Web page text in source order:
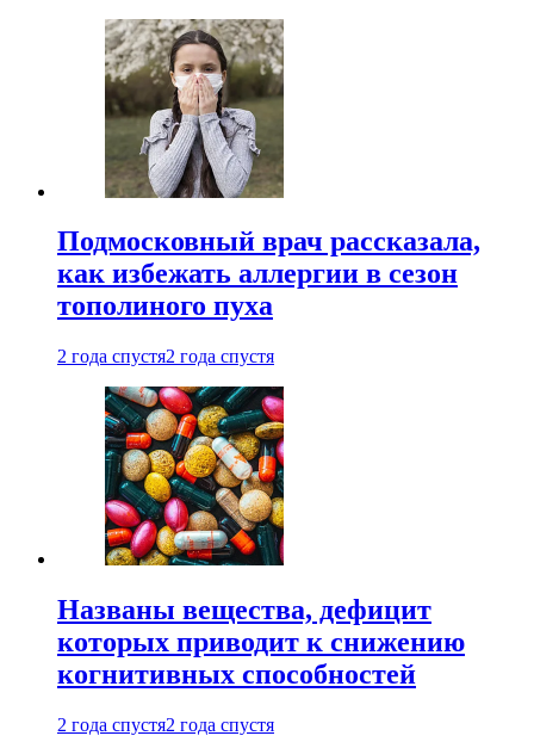
Подмосковный врач рассказала,
как избежать аллергии в сезон
тополиного пуха
2 года спустя2 года спустя
Названы вещества, дефицит
которых приводит к снижению
когнитивных способностей
2 года спустя2 года спустя